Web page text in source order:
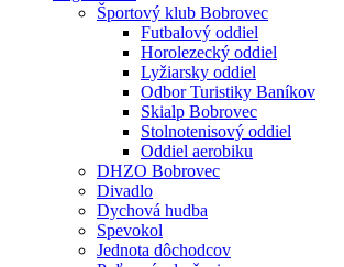
Športový klub Bobrovec
Futbalový oddiel
Horolezecký oddiel
Lyžiarsky oddiel
Odbor Turistiky Baníkov
Skialp Bobrovec
Stolnotenisový oddiel
Oddiel aerobiku
DHZO Bobrovec
Divadlo
Dychová hudba
Spevokol
Jednota dôchodcov